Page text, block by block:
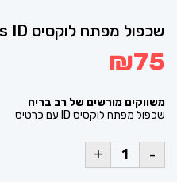
שכפול מפתח לוקסיס Locksis ID רב בריח
₪75
משווקים מורשים של רב בריח
שכפול מפתח לוקסיס ID עם כרטיס
-
+